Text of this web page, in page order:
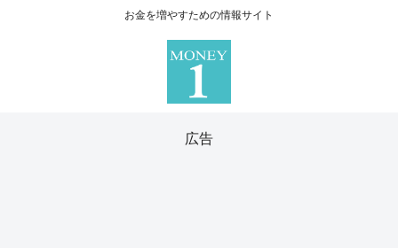
お金を増やすための情報サイト
広告